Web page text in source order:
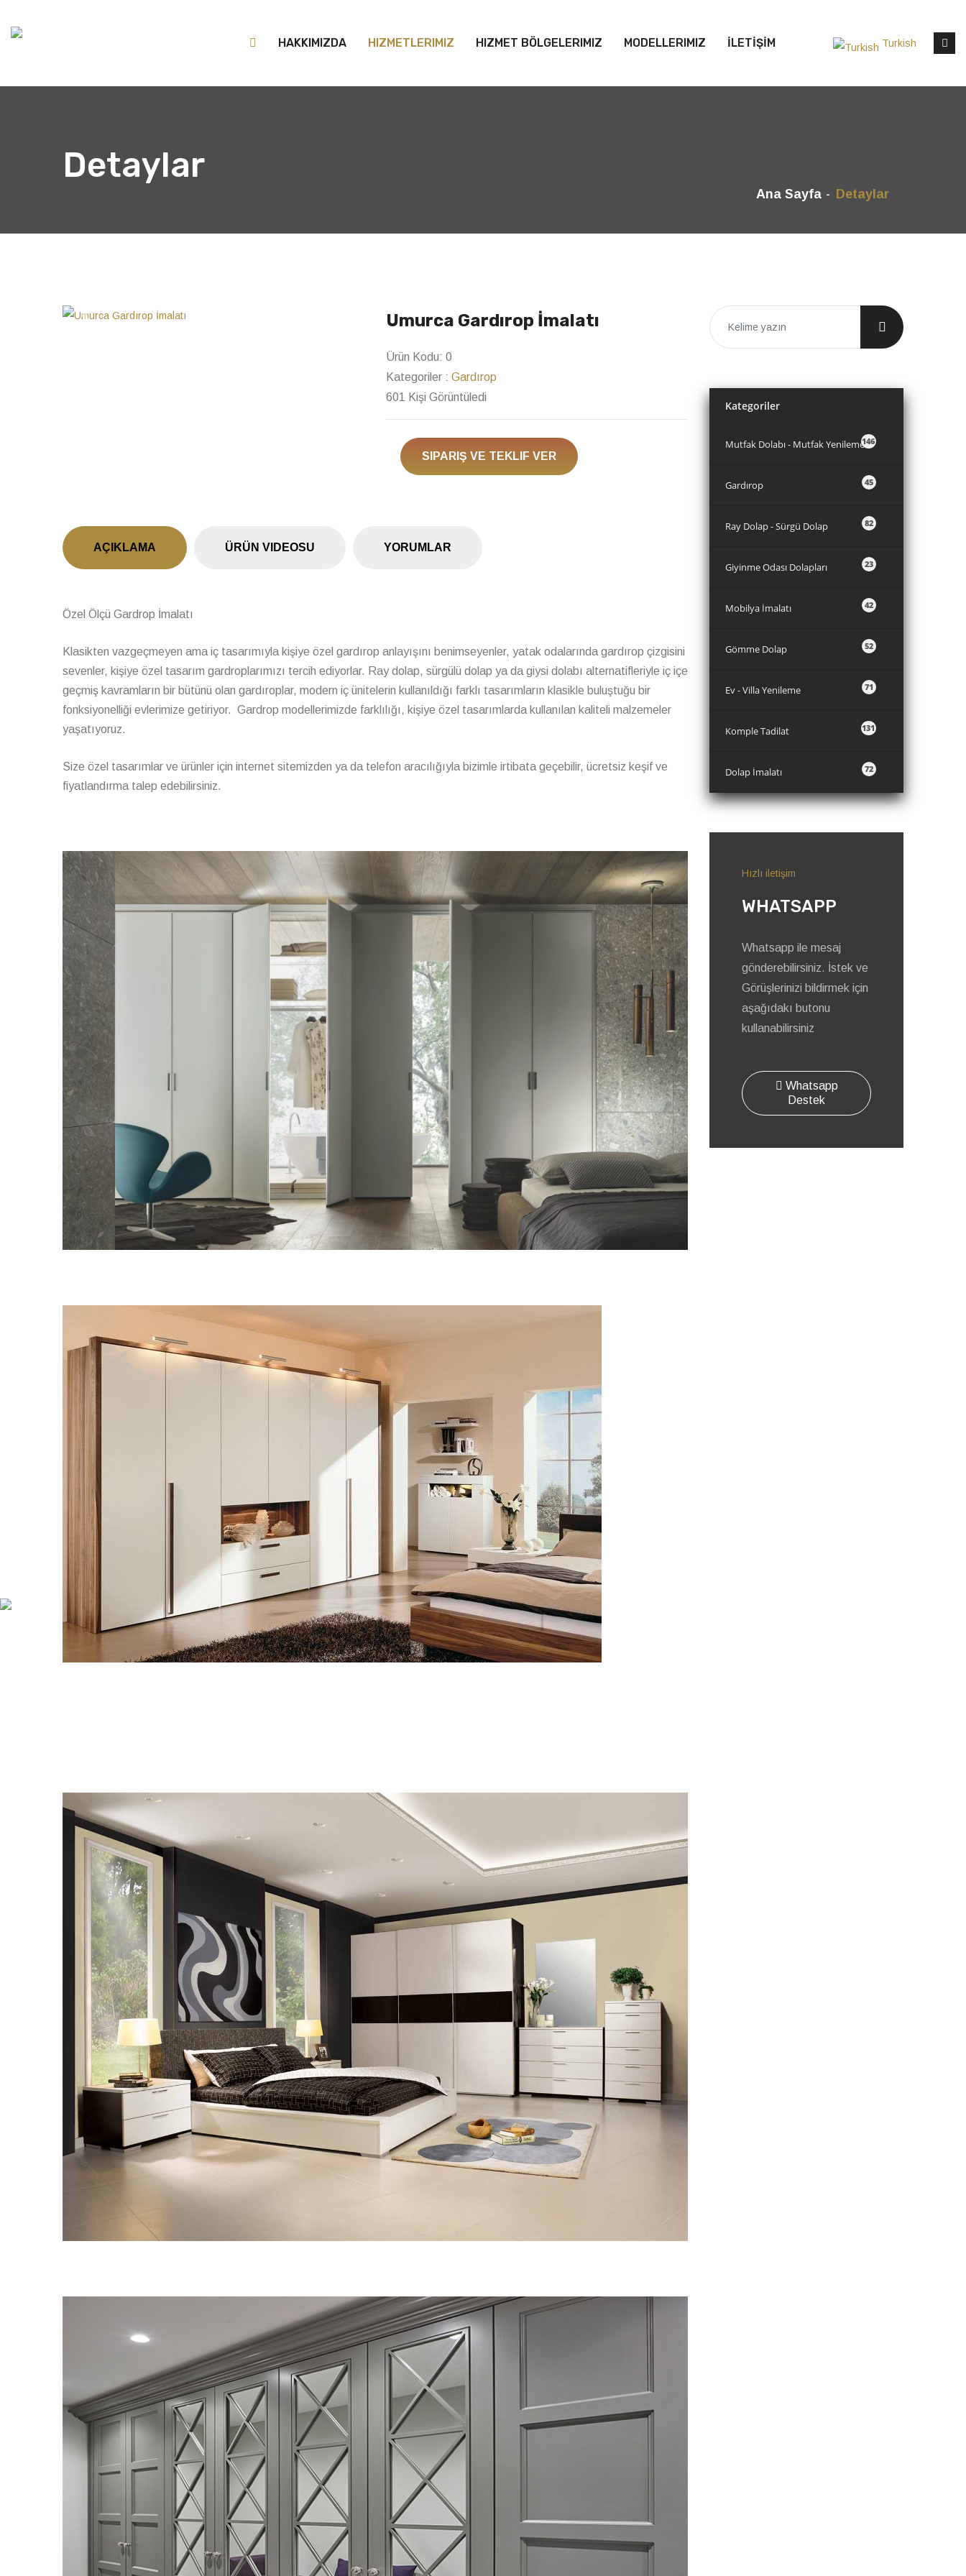
HAKKIMIZDA HIZMETLERIMIZ HIZMET BÖLGELERIMIZ MODELLERIMIZ İLETİŞİM Turkish
Detaylar
Ana Sayfa Detaylar
Umurca Gardırop İmalatı
Ürün Kodu: 0
Kategoriler : Gardırop
601 Kişi Görüntüledi
SIPARIŞ VE TEKLIF VER
AÇIKLAMA ÜRÜN VIDEOSU YORUMLAR
Özel Ölçü Gardrop İmalatı
Klasikten vazgeçmeyen ama iç tasarımıyla kişiye özel gardırop anlayışını benimseyenler, yatak odalarında gardırop çizgisini
sevenler, kişiye özel tasarım gardroplarımızı tercih ediyorlar. Ray dolap, sürgülü dolap ya da giysi dolabı alternatifleriyle iç içe
geçmiş kavramların bir bütünü olan gardıroplar, modern iç ünitelerin kullanıldığı farklı tasarımların klasikle buluştuğu bir
fonksiyonelliği evlerimize getiriyor. Gardrop modellerimizde farklılığı, kişiye özel tasarımlarda kullanılan kaliteli malzemeler
yaşatıyoruz.
Size özel tasarımlar ve ürünler için internet sitemizden ya da telefon aracılığıyla bizimle irtibata geçebilir, ücretsiz keşif ve
fiyatlandırma talep edebilirsiniz.
Kategoriler
146
Mutfak Dolabı - Mutfak Yenileme
45
Gardırop
82
Ray Dolap - Sürgü Dolap
23
Giyinme Odası Dolapları
42
Mobilya İmalatı
52
Gömme Dolap
71
Ev - Villa Yenileme
131
Komple Tadilat
72
Dolap İmalatı
Hızlı iletişim
WHATSAPP
Whatsapp ile mesaj
gönderebilirsiniz. İstek ve
Görüşlerinizi bildirmek için
aşağıdakı butonu
kullanabilirsiniz
Whatsapp
Destek